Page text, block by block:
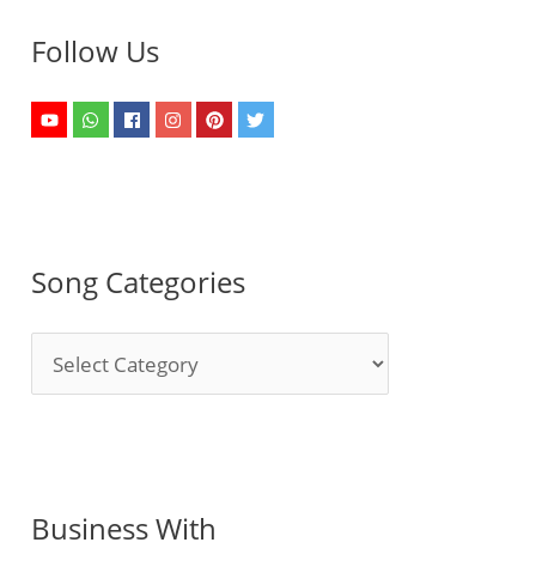
Follow Us
Song Categories
o
C
Business With